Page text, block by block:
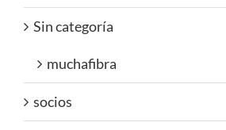
Sin categoría
muchafibra
socios